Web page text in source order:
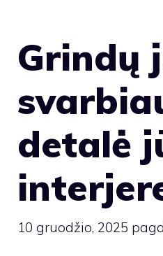
Grindų
detalė
10 gruodžio, 2025